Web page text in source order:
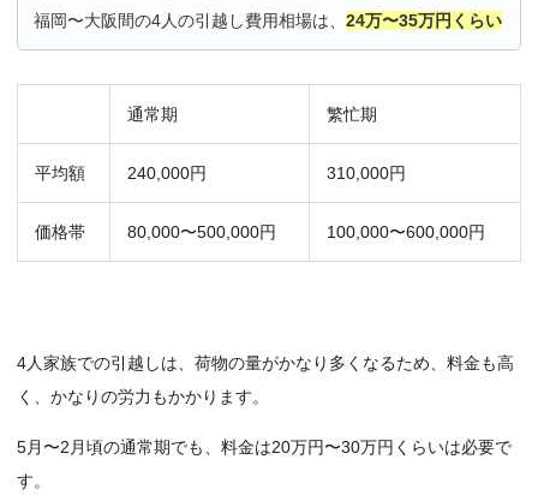
福岡〜大阪間の4人の引越し費用相場は、 24万〜35万円くらい
通常期 繁忙期
平均額 240,000円 310,000円
価格帯 80,000〜500,000円 100,000〜600,000円
4人家族での引越しは、荷物の量がかなり多くなるため、料金も高
く、かなりの労力もかかります。
5月〜2月頃の通常期でも、料金は20万円〜30万円くらいは必要で
す。